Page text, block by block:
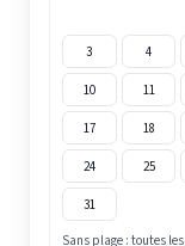
3 4
10 11
17 18
24 25
31
Sans plage : toutes